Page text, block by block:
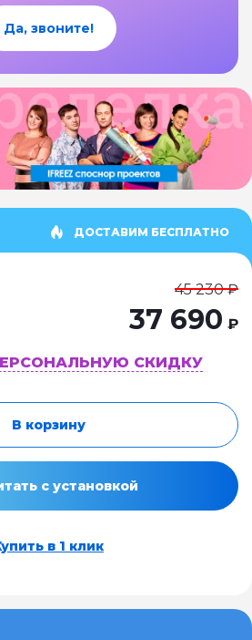
Да, звоните!
ДОСТАВИМ БЕСПЛАТНО
45 230 ₽
37 690 ₽
СКИДКУ
В корзину
с установкой
в 1 клик